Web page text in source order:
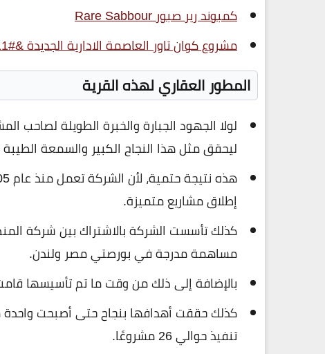
كمبوند رير صبور Rare Sabbour
مشروع كوان تاور العاصمة الادارية الجديدة &#8211; Quan Tower New Capital
المطور العقاري لهذه القرية
لولا الجهود الجبارة والخبرة الطويلة لصاحب
ليحقق مثل هذا النجاح الكبير والسمعة
إطلاق مشاريع متميزة.
كذلك تأسست الشركة بالاشتراك بين شركة
مساهمة مدرجة في بورصتي مصر ولندن.
بالإضافة إلى ذلك من وقت ما تم تأسيسها
كذلك حققت أهدافها بنجاح حتى أصبحت
تنفيذ حوالي 26 مشروعًا.